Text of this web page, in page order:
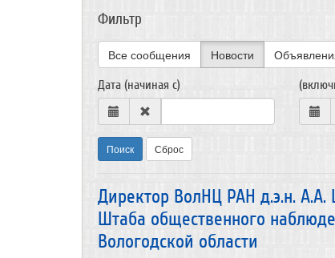
Фильтр
Все сообщения Новости
Дата (начиная с)
Поиск Сброс
Директор ВолНЦ РАН д.э.н. А.А.
Штаба общественного
Вологодской области